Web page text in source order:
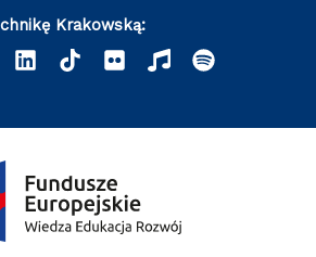
Krakowską: